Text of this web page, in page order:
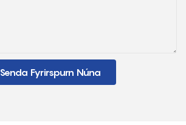
Senda Fyrirspurn Núna